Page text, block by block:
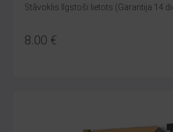
Stāvoklis Ilgstoši lietots (Garantija 14
8.00 €